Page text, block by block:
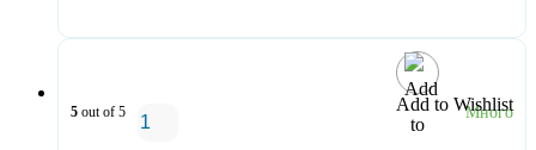
Add to Wishlist
5 out of 5 Много